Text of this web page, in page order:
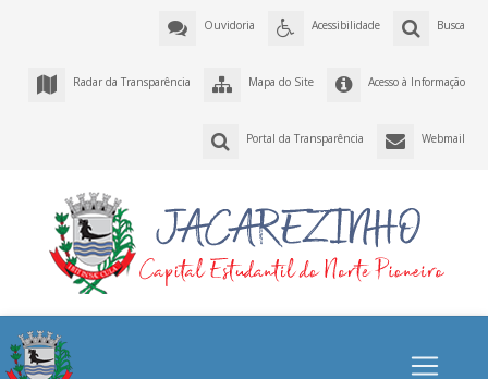
Busca
Acessibilidade
Ouvidoria
Acesso à Informação
Mapa do Site
Radar da Transparência
Webmail
Portal da Transparência